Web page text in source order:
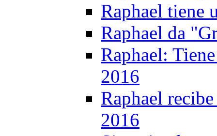
Raphael tiene
Raphael da
Raphael:
2016
Raphael
2016